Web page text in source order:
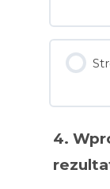
4.